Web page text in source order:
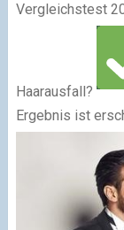
Vergleichstest
Haarausfall?
Ergebnis ist